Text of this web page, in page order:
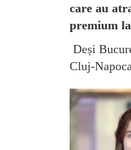
care au
premium
Deși
Cluj-